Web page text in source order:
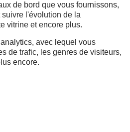
de bord que vous fournissons,
l'évolution de la
vitrine et encore plus.
avec lequel vous
de trafic, les genres de visiteurs,
encore.